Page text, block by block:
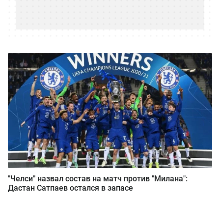
"Челси" назвал состав на матч против "Милана":
Дастан Сатпаев остался в запасе